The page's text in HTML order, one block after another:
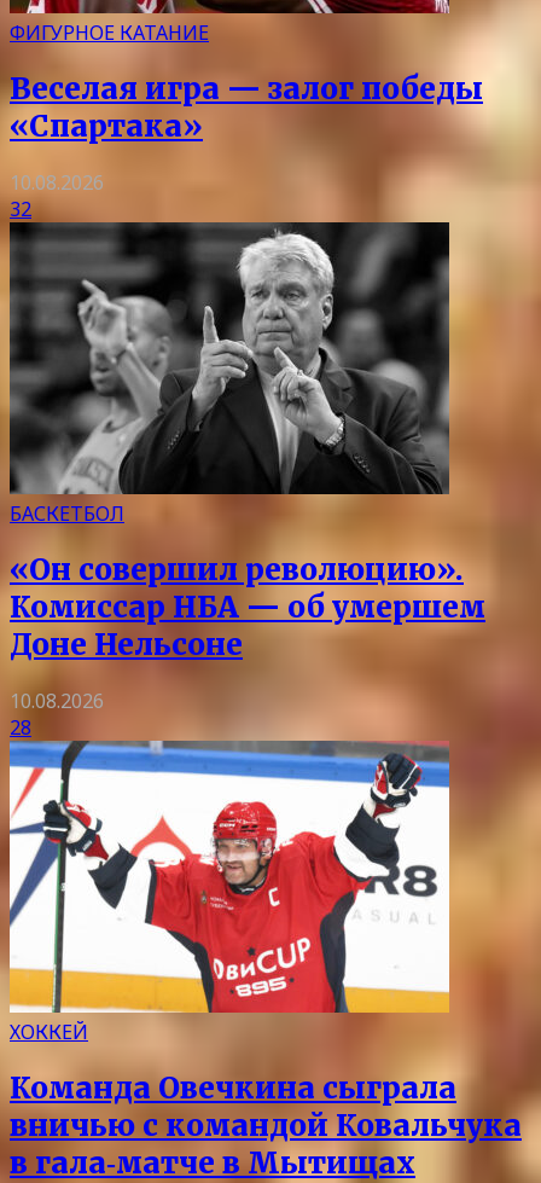
ФИГУРНОЕ КАТАНИЕ
Веселая игра — залог победы
«Спартака»
10.08.2026
32
БАСКЕТБОЛ
«Он совершил революцию».
Комиссар НБА — об умершем
Доне Нельсоне
10.08.2026
28
ХОККЕЙ
Команда Овечкина сыграла
вничью с командой Ковальчука
в гала‑матче в Мытищах